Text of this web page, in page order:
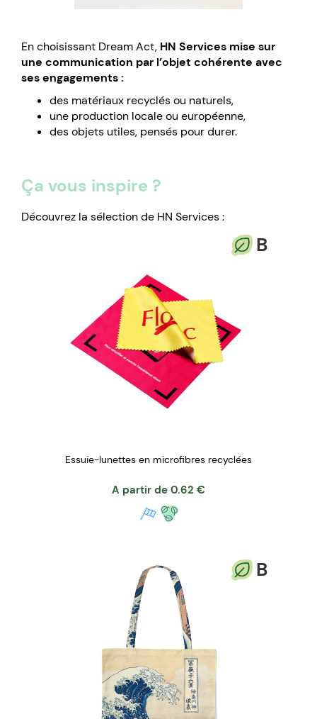
En choisissant Dream Act, HN Services mise sur
une communication par l’objet cohérente avec
ses engagements :
des matériaux recyclés ou naturels,
une production locale ou européenne,
des objets utiles, pensés pour durer.
Ça vous inspire ?
Découvrez la sélection de HN Services :
B
Essuie-lunettes en microfibres recyclées
A partir de 0.62 €
B